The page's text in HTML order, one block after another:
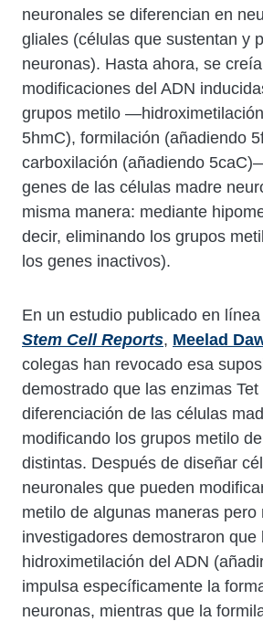
neuronales se diferencian en
gliales (células que sustentan y
neuronas). Hasta ahora, se
modificaciones del ADN
grupos metilo
5hmC), formilación (añadiendo
carboxilación (añadiendo
genes de las células madre
misma manera: mediante
decir, eliminando los grupos
los genes inactivos).
En un estudio publicado en
Stem Cell Reports, Meelad
colegas han revocado esa
demostrado que las enzimas
diferenciación de las células
modificando los grupos metilo
distintas. Después de diseñar
neuronales que pueden
metilo de algunas maneras pero
investigadores demostraron que
hidroximetilación del ADN
impulsa específicamente la
neuronas, mientras que la